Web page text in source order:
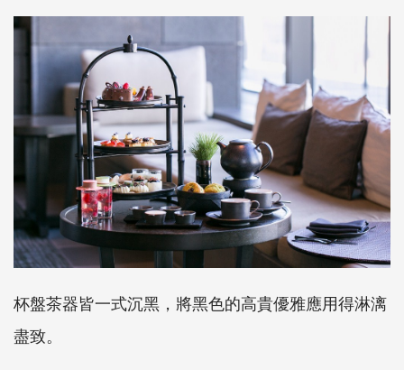
杯盤茶器皆一式沉黑，將黑色的高貴優雅應用得淋漓
盡致。